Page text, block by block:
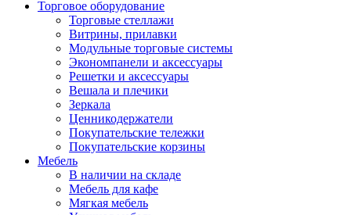
Торговое оборудование
Торговые стеллажи
Витрины, прилавки
Модульные торговые системы
Экономпанели и аксессуары
Решетки и аксессуары
Вешала и плечики
Зеркала
Ценникодержатели
Покупательские тележки
Покупательские корзины
Мебель
В наличии на складе
Мебель для кафе
Мягкая мебель